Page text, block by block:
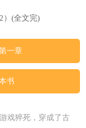
）(全文完)
一章
书
戏猝死，穿成了古